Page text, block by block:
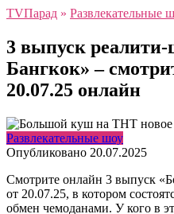
TVПарад » Развлекательные
3 выпуск
Бангкок» –
20.07.25 онлайн
Развлекательные шоу
Опубликовано 20.07.2025
Смотрите онлайн 3 выпуск
от 20.07.25, в котором
обмен чемоданами. У кого в